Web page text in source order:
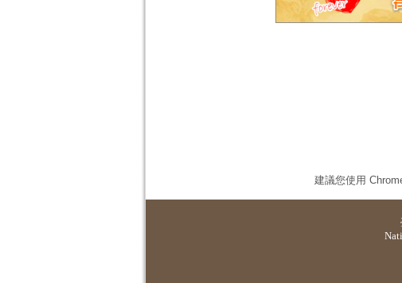
建議您使用